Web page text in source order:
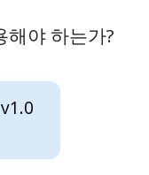
해야 하는가?